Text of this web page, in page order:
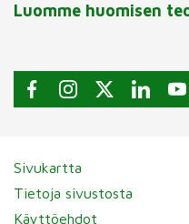
Luomme huomisen
Sivukartta
Tietoja sivustosta
Käyttöehdot